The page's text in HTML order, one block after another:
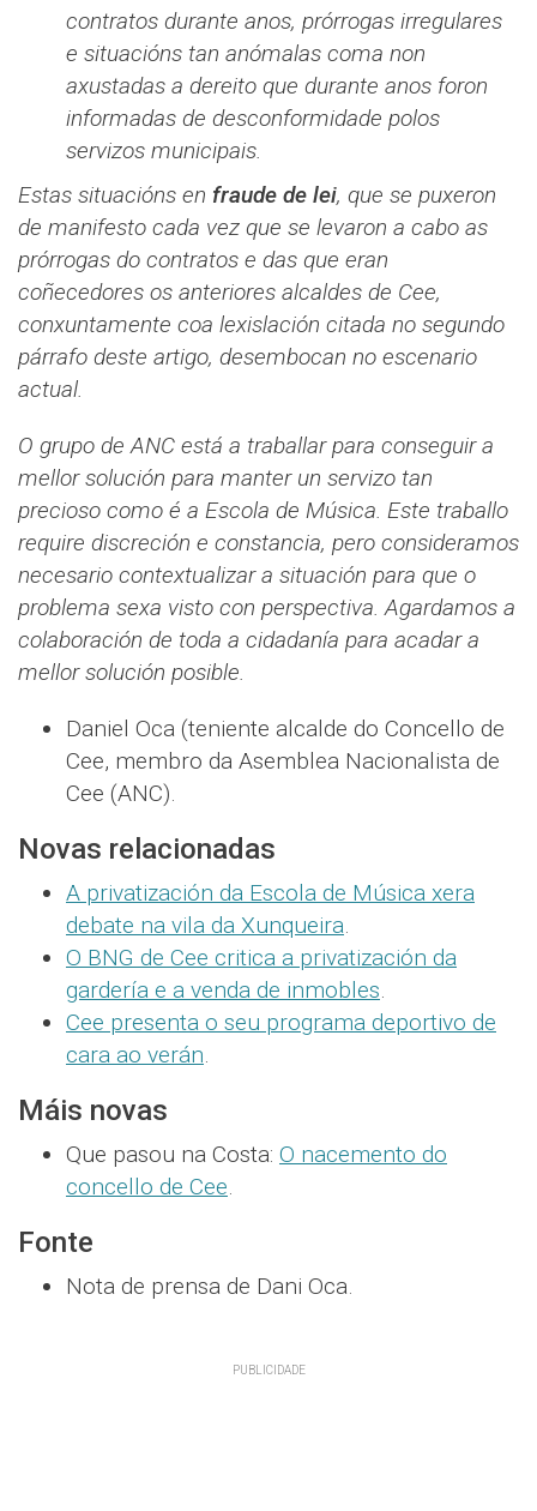
contratos durante anos, prórrogas irregulares
e situacións tan anómalas coma non
axustadas a dereito que durante anos foron
informadas de desconformidade polos
servizos municipais.
Estas situacións en fraude de lei, que se puxeron
de manifesto cada vez que se levaron a cabo as
prórrogas do contratos e das que eran
coñecedores os anteriores alcaldes de Cee,
conxuntamente coa lexislación citada no segundo
párrafo deste artigo, desembocan no escenario
actual.
O grupo de ANC está a traballar para conseguir a
mellor solución para manter un servizo tan
precioso como é a Escola de Música. Este traballo
require discreción e constancia, pero consideramos
necesario contextualizar a situación para que o
problema sexa visto con perspectiva. Agardamos a
colaboración de toda a cidadanía para acadar a
mellor solución posible.
Daniel Oca (teniente alcalde do Concello de
Cee, membro da Asemblea Nacionalista de
Cee (ANC).
Novas relacionadas
A privatización da Escola de Música xera
debate na vila da Xunqueira.
O BNG de Cee critica a privatización da
gardería e a venda de inmobles.
Cee presenta o seu programa deportivo de
cara ao verán.
Máis novas
Que pasou na Costa: O nacemento do
concello de Cee.
Fonte
Nota de prensa de Dani Oca.